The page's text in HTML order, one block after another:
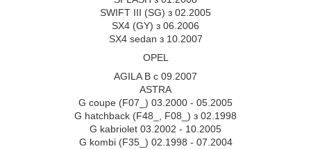
SWIFT III (SG) з 02.2005
SX4 (GY) з 06.2006
SX4 sedan з 10.2007
OPEL
AGILA В с 09.2007
ASTRA
G coupe (F07_) 03.2000 - 05.2005
G hatchback (F48_, F08_) з 02.1998
G kabriolet 03.2002 - 10.2005
G kombi (F35_) 02.1998 - 07.2004